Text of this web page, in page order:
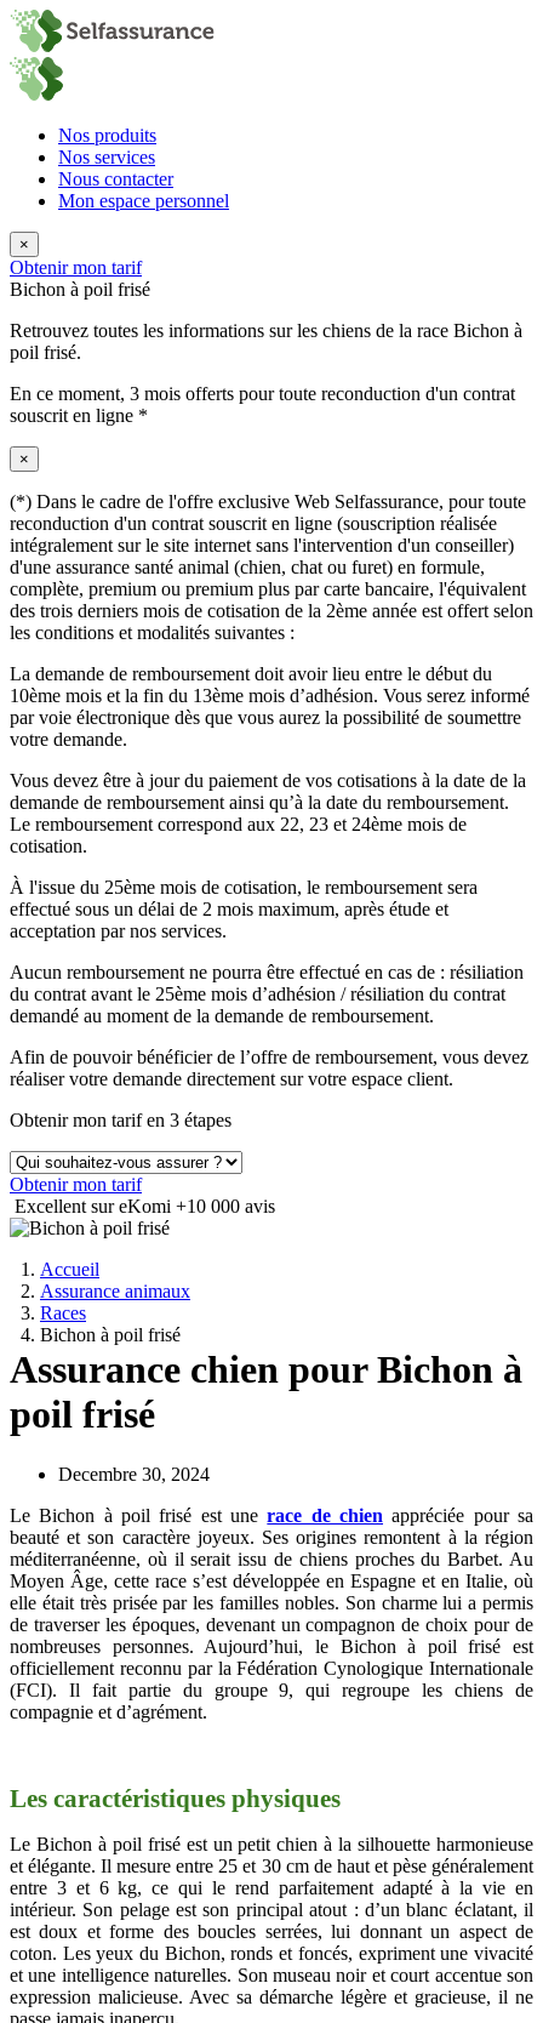
Nos produits
Nos services
Nous contacter
Mon espace personnel
×
Obtenir mon tarif
Bichon à poil frisé
Retrouvez toutes les informations sur les chiens de la race Bichon à
poil frisé.
En ce moment, 3 mois offerts pour toute reconduction d'un contrat
souscrit en ligne *
×
(*) Dans le cadre de l'offre exclusive Web Selfassurance, pour toute
reconduction d'un contrat souscrit en ligne (souscription réalisée
intégralement sur le site internet sans l'intervention d'un conseiller)
d'une assurance santé animal (chien, chat ou furet) en formule,
complète, premium ou premium plus par carte bancaire, l'équivalent
des trois derniers mois de cotisation de la 2ème année est offert selon
les conditions et modalités suivantes :
La demande de remboursement doit avoir lieu entre le début du
10ème mois et la fin du 13ème mois d’adhésion. Vous serez informé
par voie électronique dès que vous aurez la possibilité de soumettre
votre demande.
Vous devez être à jour du paiement de vos cotisations à la date de la
demande de remboursement ainsi qu’à la date du remboursement.
Le remboursement correspond aux 22, 23 et 24ème mois de
cotisation.
À l'issue du 25ème mois de cotisation, le remboursement sera
effectué sous un délai de 2 mois maximum, après étude et
acceptation par nos services.
Aucun remboursement ne pourra être effectué en cas de : résiliation
du contrat avant le 25ème mois d’adhésion / résiliation du contrat
demandé au moment de la demande de remboursement.
Afin de pouvoir bénéficier de l’offre de remboursement, vous devez
réaliser votre demande directement sur votre espace client.
Obtenir mon tarif en 3 étapes
Obtenir mon tarif
Excellent sur eKomi +10 000 avis
Accueil
Assurance animaux
Races
Bichon à poil frisé
Assurance chien pour Bichon à
poil frisé
Decembre 30, 2024
Le Bichon à poil frisé est unerace de chien appréciée pour sa
beauté et son caractère joyeux. Ses origines remontent à la région
méditerranéenne, où il serait issu de chiens proches du Barbet. Au
Moyen Âge, cette race s’est développée en Espagne et en Italie, où
elle était très prisée par les familles nobles. Son charme lui a permis
de traverser les époques, devenant un compagnon de choix pour de
nombreuses personnes. Aujourd’hui, le Bichon à poil frisé est
officiellement reconnu par la Fédération Cynologique Internationale
(FCI). Il fait partie du groupe 9, qui regroupe les chiens de
compagnie et d’agrément.
Les caractéristiques physiques
Le Bichon à poil frisé est un petit chien à la silhouette harmonieuse
et élégante. Il mesure entre 25 et 30 cm de haut et pèse généralement
entre 3 et 6 kg, ce qui le rend parfaitement adapté à la vie en
intérieur. Son pelage est son principal atout : d’un blanc éclatant, il
est doux et forme des boucles serrées, lui donnant un aspect de
coton. Les yeux du Bichon, ronds et foncés, expriment une vivacité
et une intelligence naturelles. Son museau noir et court accentue son
expression malicieuse. Avec sa démarche légère et gracieuse, il ne
passe jamais inaperçu.